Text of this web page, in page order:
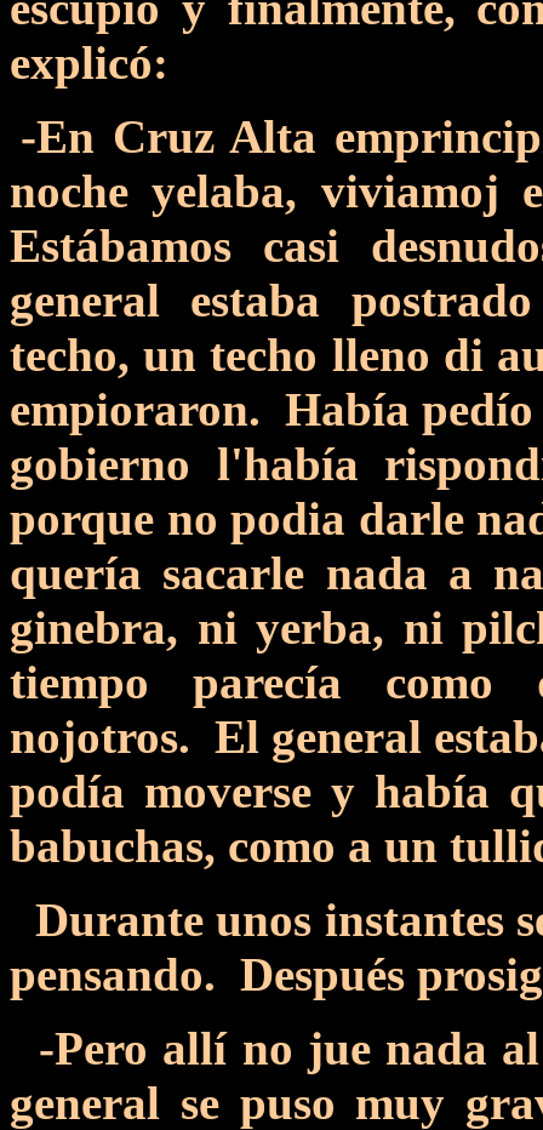
explicó:
-En Cruz Alta
noche yelaba, viviamoj
Estábamos casi
general estaba
techo, un techo lleno di
empioraron. Había pedío
gobierno l'había
porque no podia darle
quería sacarle nada a
ginebra, ni yerba, ni
tiempo parecía como
nojotros. El general
podía moverse y había
babuchas, como a un
Durante unos instantes
pensando. Después
-Pero allí no jue nada
general se puso muy